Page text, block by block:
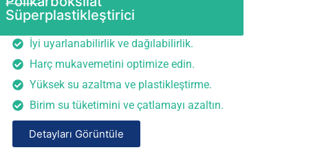
Süperplastikleştirici
İyi uyarlanabilirlik ve dağılabilirlik.
Harç mukavemetini optimize edin.
Yüksek su azaltma ve plastikleştirme.
Birim su tüketimini ve çatlamayı azaltın.
Detayları Görüntüle